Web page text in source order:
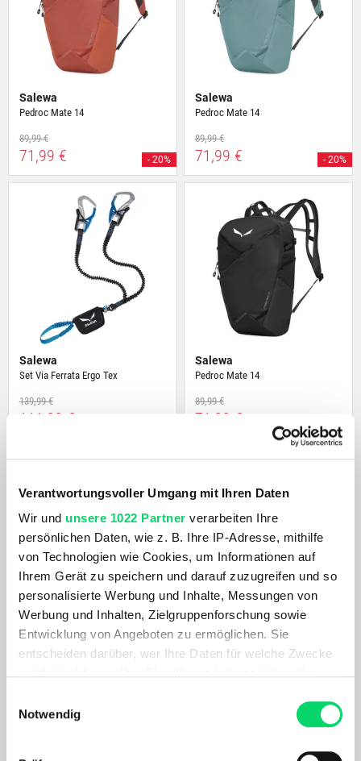
Verantwortungsvoller Umgang mit Ihren Daten
Wir und unsere 1022 Partner verarbeiten Ihre
persönlichen Daten, wie z. B. Ihre IP-Adresse, mithilfe
von Technologien wie Cookies, um Informationen auf
Ihrem Gerät zu speichern und darauf zuzugreifen und so
personalisierte Werbung und Inhalte, Messungen von
Werbung und Inhalten, Zielgruppenforschung sowie
Entwicklung von Angeboten zu ermöglichen. Sie
entscheiden darüber, wer Ihre Daten für welche Zwecke
Trigger Symbol ändern oder widerrufen
Notwendig
Salewa
Pedroc Mate 14
89,99 €
71,99 € - 20%
Salewa
Pedroc Mate 14
89,99 €
71,99 € - 20%
Salewa
Set Via Ferrata Ergo Tex
139,99 €
111,99 €
Salewa
Pedroc Mate 14
89,99 €
71,99 €
Salewa
Pedroc Mate 18
Salewa
Micro II 850 Quattro Left Zip